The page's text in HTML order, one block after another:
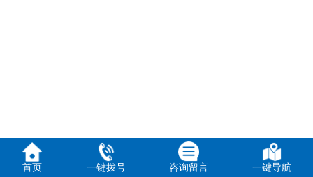
首页 一键拨号 咨询留言 一键导航